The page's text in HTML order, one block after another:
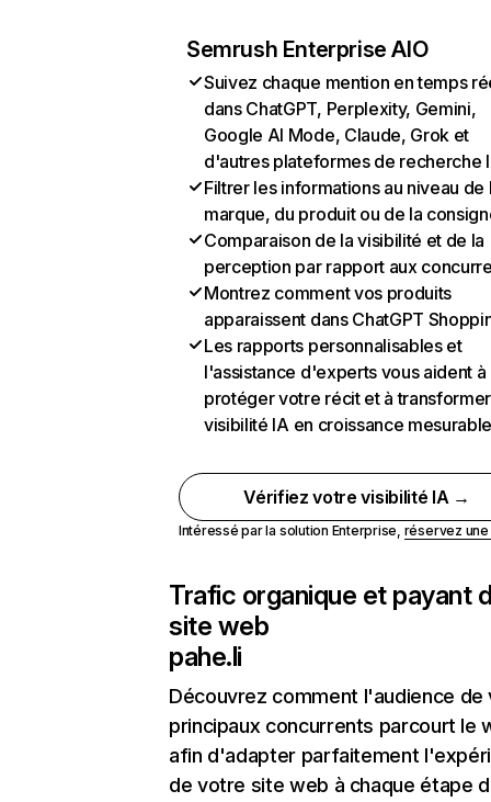
Semrush Enterprise AIO
Suivez chaque mention en temps
dans ChatGPT, Perplexity, Gemini,
Google AI Mode, Claude, Grok et
d'autres plateformes de recherche
Filtrer les informations au niveau de
marque, du produit ou de la
Comparaison de la visibilité et de la
perception par rapport aux
Montrez comment vos produits
apparaissent dans ChatGPT
Les rapports personnalisables et
l'assistance d'experts vous aident à
protéger votre récit et à
visibilité IA en croissance
Vérifiez votre visibilité IA →
Intéressé par la solution Enterprise, réservez
Trafic organique et payant
site web
pahe.li
Découvrez comment l'audience de
principaux concurrents parcourt le
afin d'adapter parfaitement
de votre site web à chaque étape